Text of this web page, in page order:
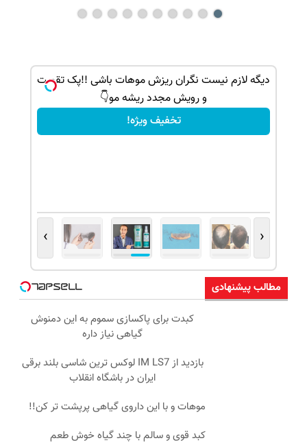
دیگه لازم نیست نگران ریزش موهات باشی !!پک تقویت
و رویش مجدد ریشه مو👇
تخفیف ویژه!
‹
›
مطالب پیشنهادی
کبدت برای پاکسازی سموم به این دمنوش
گیاهی نیاز داره
بازدید از IM LS7 لوکس ترین شاسی بلند برقی
ایران در باشگاه انقلاب
موهات و با این داروی گیاهی پرپشت تر کن!!
کبد قوی و سالم با چند گیاه خوش طعم